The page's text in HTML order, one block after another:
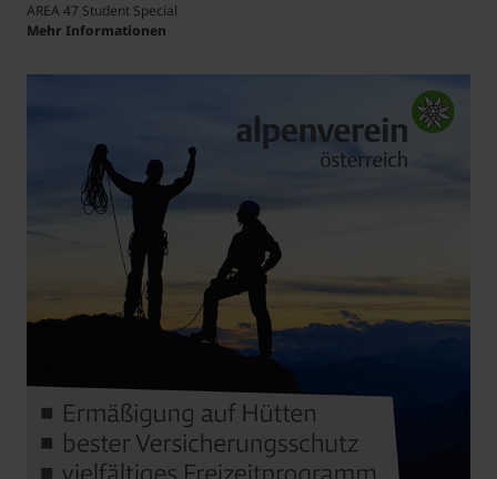
AREA 47 Student Special
Mehr Informationen